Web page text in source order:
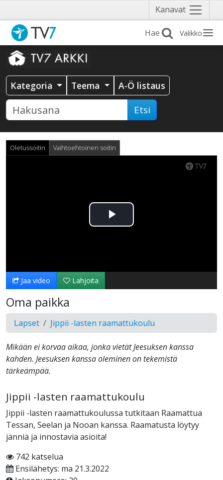
Kanavat Näytä
valikko
Valikko
Kategoria Teema A-Ö listaus
Etsi
Oletussoitin Vaihtoehtoinen soitin
Toista
Jaa video Lahjoita
Oma paikka
Lapset Jippii -lasten raamattukoulu
Mikään ei korvaa aikaa, jonka vietät Jeesuksen kanssa
kahden. Jeesuksen kanssa oleminen on tekemistä
tärkeämpää.
Jippii -lasten raamattukoulu
Jippii -lasten raamattukoulussa tutkitaan Raamattua
Tessan, Seelan ja Nooan kanssa. Raamatusta löytyy
jänniä ja innostavia asioita!
742 katselua
Ensilähetys: ma 21.3.2022